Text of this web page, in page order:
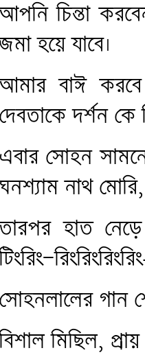
চিন্তা
হয়ে যাবে।
বাঈ
দেবতাকে দর্শন কে
এবার সোহন
নাথ
হাত
সোহনলালের গান
মিছিল,